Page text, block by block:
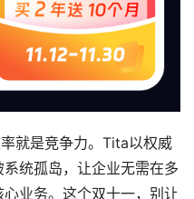
就是竞争力。Tita以权威
统孤岛，让企业无需在多
业务。这个双十一，别让